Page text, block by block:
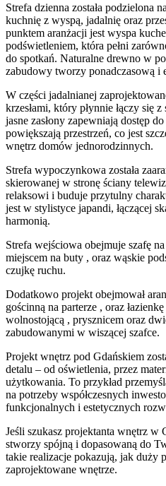
Strefa dzienna została podzielona
kuchnię z wyspą, jadalnię oraz
punktem aranżacji jest wyspa
podświetleniem, która pełni
do spotkań. Naturalne drewno w
zabudowy tworzy ponadczasową i
W części jadalnianej
krzesłami, który płynnie łączy się
jasne zasłony zapewniają dostęp
powiększają przestrzeń, co jest
wnętrz domów jednorodzinnych.
Strefa wypoczynkowa została
skierowanej w stronę ściany
relaksowi i buduje przytulny
jest w stylistyce japandi, łączącej
harmonią.
Strefa wejściowa obejmuje szafę
miejscem na buty , oraz wąskie
czujkę ruchu.
Dodatkowo projekt obejmował
gościnną na parterze , oraz
wolnostojącą , prysznicem oraz
zabudowanymi w wiszącej szafce.
Projekt wnętrz pod Gdańskiem
detalu – od oświetlenia, przez
użytkowania. To przykład
na potrzeby współczesnych
funkcjonalnych i estetycznych
Jeśli szukasz projektanta wnętrz w
stworzy spójną i dopasowaną do
takie realizacje pokazują, jak duży
zaprojektowane wnętrze.